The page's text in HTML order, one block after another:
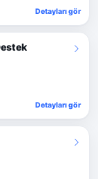
Detayları gör
Detayları gör